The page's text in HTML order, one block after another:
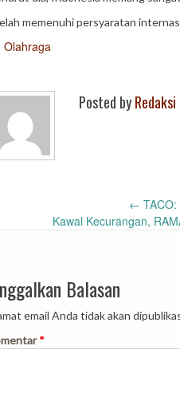
memenuhi persyaratan
Olahraga
Posted byRedaksi
←
Kawal Kecurangan,
Balasan
email Anda tidak akan
*